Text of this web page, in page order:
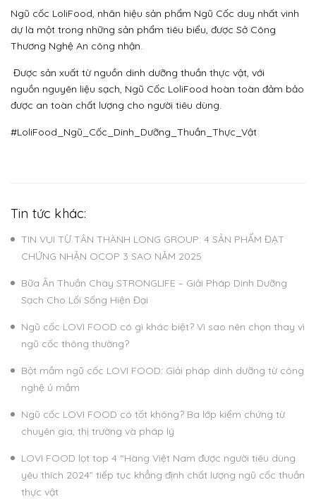
Ngũ cốc LoliFood, nhãn hiệu sản phẩm Ngũ Cốc duy nhất vinh
dự là một trong những sản phẩm tiêu biểu, được Sở Công
Thương Nghệ An công nhận.
Được sản xuất từ nguồn dinh dưỡng thuần thực vật, với
nguồn nguyên liệu sạch, Ngũ Cốc LoliFood hoàn toàn đảm bảo
được an toàn chất lượng cho người tiêu dùng.
#LoliFood_Ngũ_Cốc_Dinh_Dưỡng_Thuần_Thực_Vật
Tin tức khác:
TIN VUI TỪ TÂN THÀNH LONG GROUP: 4 SẢN PHẨM ĐẠT
CHỨNG NHẬN OCOP 3 SAO NĂM 2025
Bữa Ăn Thuần Chay STRONGLIFE – Giải Pháp Dinh Dưỡng
Sạch Cho Lối Sống Hiện Đại
Ngũ cốc LOVI FOOD có gì khác biệt? Vì sao nên chọn thay vì
ngũ cốc thông thường?
Bột mầm ngũ cốc LOVI FOOD: Giải pháp dinh dưỡng từ công
nghệ ủ mầm
Ngũ cốc LOVI FOOD có tốt không? Ba lớp kiểm chứng từ
chuyên gia, thị trường và pháp lý
LOVI FOOD lọt top 4 “Hàng Việt Nam được người tiêu dùng
yêu thích 2024” tiếp tục khẳng định chất lượng ngũ cốc thuần
thực vật